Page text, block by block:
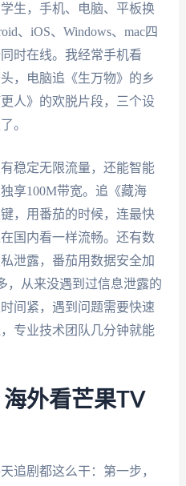
生，手机、电脑、平板换
、iOS、Windows、mac四
时在线。我经常手机看
，电脑追《生万物》的乡
人》的欢脱片段，三个设
。
稳定无限流量，还能智能
享100M带宽。追《藏海
，用番茄的时候，连最快
国内看一样流畅。还有数
泄露，番茄用数据安全加
，从来没遇到过信息泄露的
间紧，遇到问题需要快速
专业技术团队几分钟就能
外看芒果TV
追剧都这么干：第一步，